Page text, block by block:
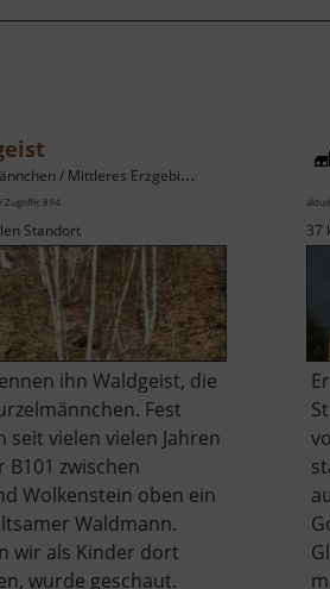
/ Mittleres Erzgebirge
Zugriffe: 894
Standort
ihn Waldgeist, die
Fest
seit vielen vielen Jahren
B101 zwischen
Wolkenstein oben ein
Waldmann.
wir als Kinder dort
wurde geschaut.
37